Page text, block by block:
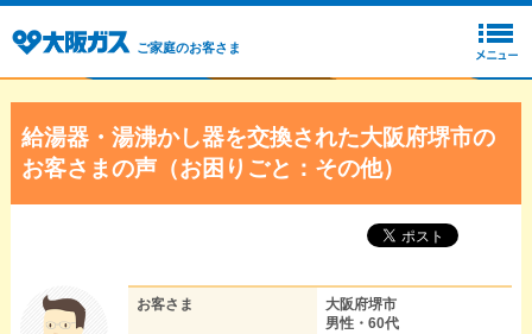
ご家庭のお客さま
給湯器・湯沸かし器を交換された大阪府堺市の
お客さまの声（お困りごと：その他）
お客さま
大阪府堺市
男性・60代